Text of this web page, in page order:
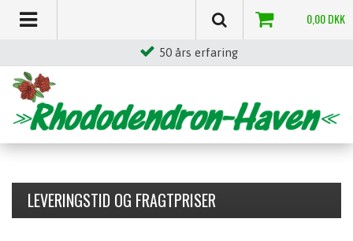
50 års erfaring
0,00DKK
LEVERINGSTID OG FRAGTPRISER